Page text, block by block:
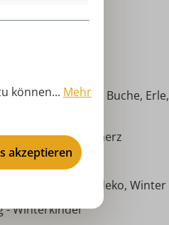
Hölzer (Ahorn, Buche,
mit Lebkuchenherz
Winterkinder
Weihnachtsdeko, Winter
- Winterkinder
können... Mehr
akzeptieren